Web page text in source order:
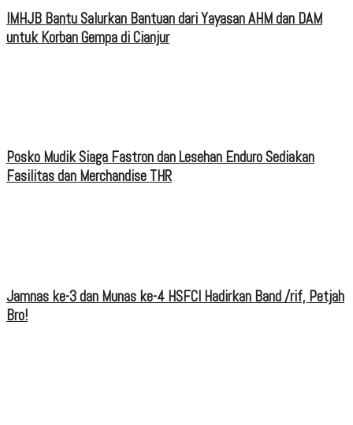
IMHJB Bantu Salurkan Bantuan dari Yayasan AHM dan DAM
untuk Korban Gempa di Cianjur
Posko Mudik Siaga Fastron dan Lesehan Enduro Sediakan
Fasilitas dan Merchandise THR
Jamnas ke-3 dan Munas ke-4 HSFCI Hadirkan Band /rif, Petjah
Bro!